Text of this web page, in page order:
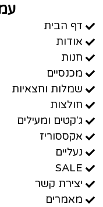
דף הבית
אודות
חנות
מכנסיים
שמלות וחצאיות
חולצות
ג'קטים ומעילים
אקססוריז
נעליים
SALE
יצירת קשר
מאמרים